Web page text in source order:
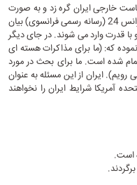
خارجی ایران گره زد و به صورت
غیر مستقیم به برجام مرتبط کرد. رسانه تحلیلی فرانس 24 (رسانه رسمی فرانسوی) بیان
قدرت وارد می شوند. در جای دیگر
نموده که: (ما برای مذاکرات هسته ای
نمی رویم. مذاکرات هسته ای سال 95 تمام شده است. ما برای بحث در مورد
رویم). ایران از این مسئله به عنوان
آمریکا شرایط ایران را نخواهند